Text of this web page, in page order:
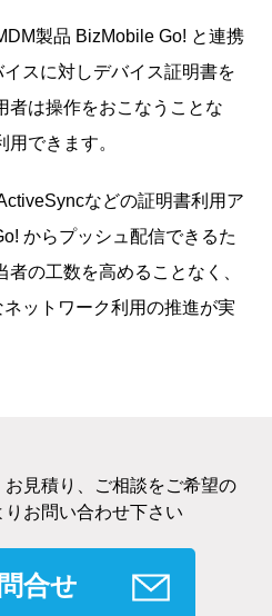
製品 BizMobile Go! と連携
スに対しデバイス証明書を
者は操作をおこなうことな
できます。
などの証明書利用ア
からプッシュ配信できるた
の工数を高めることなく、
ットワーク利用の推進が実
見積り、ご相談をご希望の
お問い合わせ下さい
合せ